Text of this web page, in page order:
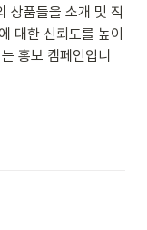
상품들을 소개 및 직
대한 신뢰도를 높이
홍보 캠페인입니